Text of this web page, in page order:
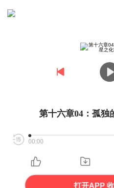
第十六章04：孤独
00:00
打开APP